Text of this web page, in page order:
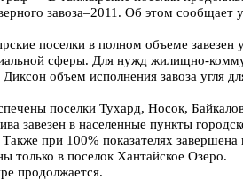
завоза–2011. Об этом
поселки в полном объеме
сферы. Для нужд жилищно-
объем исполнения завоза угля
поселки Тухард, Носок,
завезен в населенные пункты
при 100% показателях
только в поселок Хантайское Озеро.
продолжается.